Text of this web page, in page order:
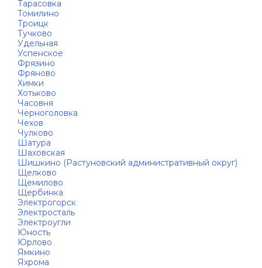
Тарасовка
Томилино
Троицк
Тучково
Удельная
Успенское
Фрязино
Фряново
Химки
Хотьково
Часовня
Черноголовка
Чехов
Чулково
Шатура
Шаховская
Шишкино (Растуновский административный округ)
Щелково
Щемилово
Щербинка
Электрогорск
Электросталь
Электроугли
Юность
Юрлово
Ямкино
Яхрома